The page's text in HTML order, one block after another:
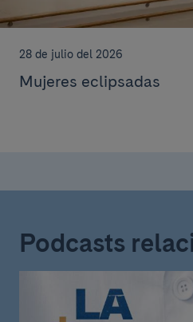
28 de julio del 2026
Mujeres eclipsadas
Podcasts